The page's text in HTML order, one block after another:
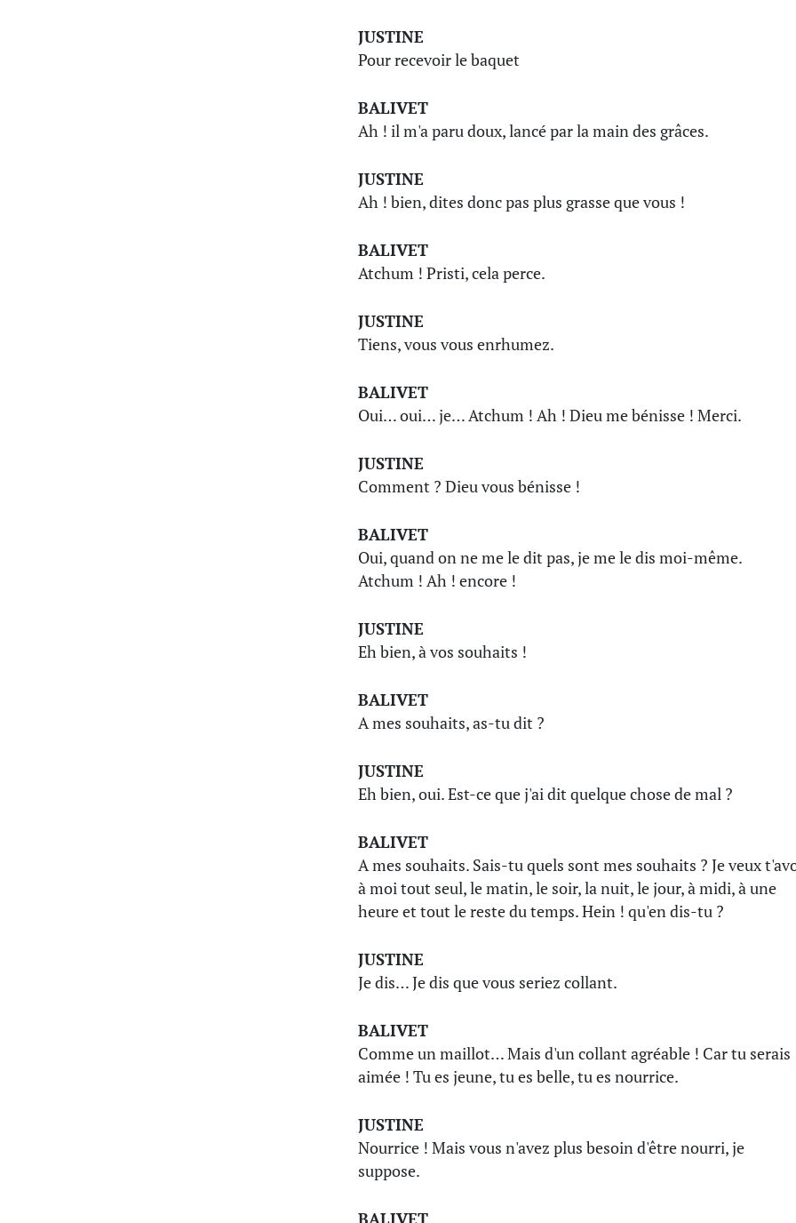
JUSTINE
Pour recevoir le baquet
BALIVET
Ah ! il m'a paru doux, lancé par la main des grâces.
JUSTINE
Ah ! bien, dites donc pas plus grasse que vous !
BALIVET
Atchum ! Pristi, cela perce.
JUSTINE
Tiens, vous vous enrhumez.
BALIVET
Oui… oui… je… Atchum ! Ah ! Dieu me bénisse ! Merci.
JUSTINE
Comment ? Dieu vous bénisse !
BALIVET
Oui, quand on ne me le dit pas, je me le dis moi-même.
Atchum ! Ah ! encore !
JUSTINE
Eh bien, à vos souhaits !
BALIVET
A mes souhaits, as-tu dit ?
JUSTINE
Eh bien, oui. Est-ce que j'ai dit quelque chose de mal ?
BALIVET
A mes souhaits. Sais-tu quels sont mes souhaits ? Je veux
à moi tout seul, le matin, le soir, la nuit, le jour, à midi, à une
heure et tout le reste du temps. Hein ! qu'en dis-tu ?
JUSTINE
Je dis… Je dis que vous seriez collant.
BALIVET
Comme un maillot… Mais d'un collant agréable ! Car tu serais
aimée ! Tu es jeune, tu es belle, tu es nourrice.
JUSTINE
Nourrice ! Mais vous n'avez plus besoin d'être nourri, je
suppose.